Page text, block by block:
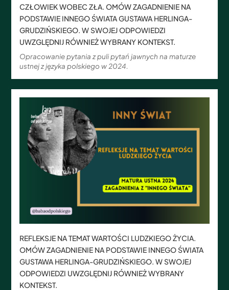
CZŁOWIEK WOBEC ZŁA. OMÓW ZAGADNIENIE NA
PODSTAWIE INNEGO ŚWIATA GUSTAWA HERLINGA-
GRUDZIŃSKIEGO. W SWOJEJ ODPOWIEDZI
UWZGLĘDNIJ RÓWNIEŻ WYBRANY KONTEKST.
Opracowanie pytania z puli pytań jawnych na maturze
ustnej z języka polskiego w 2024.
REFLEKSJE NA TEMAT WARTOŚCI LUDZKIEGO ŻYCIA.
OMÓW ZAGADNIENIE NA PODSTAWIE INNEGO ŚWIATA
GUSTAWA HERLINGA-GRUDZIŃSKIEGO. W SWOJEJ
ODPOWIEDZI UWZGLĘDNIJ RÓWNIEŻ WYBRANY
KONTEKST.